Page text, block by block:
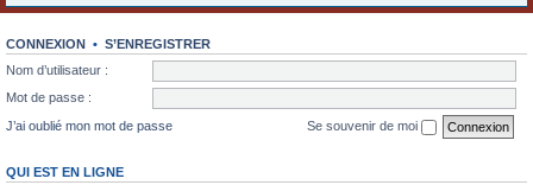
CONNEXION • S’ENREGISTRER
Nom d’utilisateur :
Mot de passe :
J’ai oublié mon mot de passe
Se souvenir de moi
QUI EST EN LIGNE